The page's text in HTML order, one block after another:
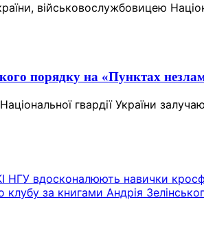
військовослужбовицею
порядку на «Пунктах
гвардії України
НГУ вдосконалюють навички
клубу за книгами Андрія